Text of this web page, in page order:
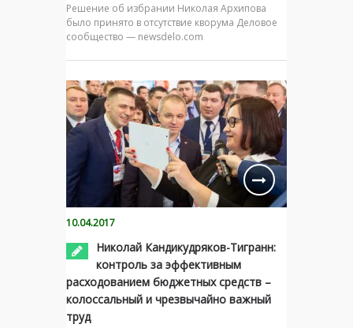
Решение об избрании Николая Архипова
было принято в отсутствие кворума Деловое
сообщество — newsdelo.com
10.04.2017
Николай Кандикудряков-Тигранн:
контроль за эффективным
расходованием бюджетных средств –
колоссальный и чрезвычайно важный
труд